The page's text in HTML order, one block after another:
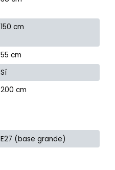
150 cm
55 cm
Sí
200 cm
E27 (base grande)